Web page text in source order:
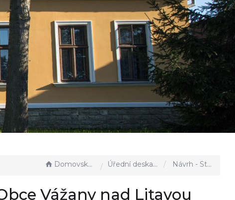
Domovská stránka Úřední deska - EÚD Návrh - Střednědobý výhled Obce Vážany nad Litavou 2025 -2026
Vážany nad Litavou